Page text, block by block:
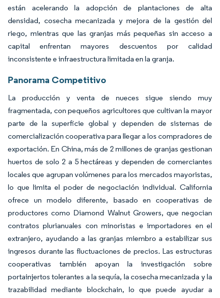
están acelerando la adopción de plantaciones de alta
densidad, cosecha mecanizada y mejora de la gestión del
riego, mientras que las granjas más pequeñas sin acceso a
capital enfrentan mayores descuentos por calidad
inconsistente e infraestructura limitada en la granja.
Panorama Competitivo
La producción y venta de nueces sigue siendo muy
fragmentada, con pequeños agricultores que cultivan la mayor
parte de la superficie global y dependen de sistemas de
comercialización cooperativa para llegar a los compradores de
exportación. En China, más de 2 millones de granjas gestionan
huertos de solo 2 a 5 hectáreas y dependen de comerciantes
locales que agrupan volúmenes para los mercados mayoristas,
lo que limita el poder de negociación individual. California
ofrece un modelo diferente, basado en cooperativas de
productores como Diamond Walnut Growers, que negocian
contratos plurianuales con minoristas e importadores en el
extranjero, ayudando a las granjas miembro a estabilizar sus
ingresos durante las fluctuaciones de precios. Las estructuras
cooperativas también apoyan la investigación sobre
portainjertos tolerantes a la sequía, la cosecha mecanizada y la
trazabilidad mediante blockchain, lo que puede ayudar a